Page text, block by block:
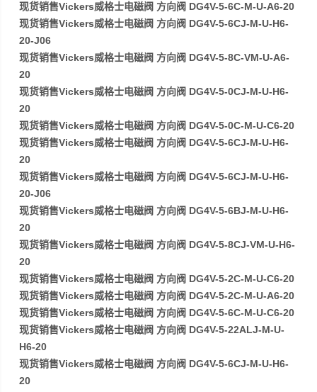
现货销售Vickers威格士电磁阀 方向阀 DG4V-5-6C-M-U-A6-20
现货销售Vickers威格士电磁阀 方向阀 DG4V-5-6CJ-M-U-H6-
20-J06
现货销售Vickers威格士电磁阀 方向阀 DG4V-5-8C-VM-U-A6-
20
现货销售Vickers威格士电磁阀 方向阀 DG4V-5-0CJ-M-U-H6-
20
现货销售Vickers威格士电磁阀 方向阀 DG4V-5-0C-M-U-C6-20
现货销售Vickers威格士电磁阀 方向阀 DG4V-5-6CJ-M-U-H6-
20
现货销售Vickers威格士电磁阀 方向阀 DG4V-5-6CJ-M-U-H6-
20-J06
现货销售Vickers威格士电磁阀 方向阀 DG4V-5-6BJ-M-U-H6-
20
现货销售Vickers威格士电磁阀 方向阀 DG4V-5-8CJ-VM-U-H6-
20
现货销售Vickers威格士电磁阀 方向阀 DG4V-5-2C-M-U-C6-20
现货销售Vickers威格士电磁阀 方向阀 DG4V-5-2C-M-U-A6-20
现货销售Vickers威格士电磁阀 方向阀 DG4V-5-6C-M-U-C6-20
现货销售Vickers威格士电磁阀 方向阀 DG4V-5-22ALJ-M-U-
H6-20
现货销售Vickers威格士电磁阀 方向阀 DG4V-5-6CJ-M-U-H6-
20